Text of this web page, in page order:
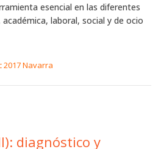
esencial en las diferentes
laboral, social y de ocio
2017 Navarra
diagnóstico y